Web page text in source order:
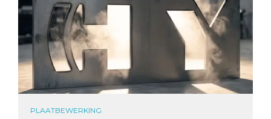
PLAATBEWERKING